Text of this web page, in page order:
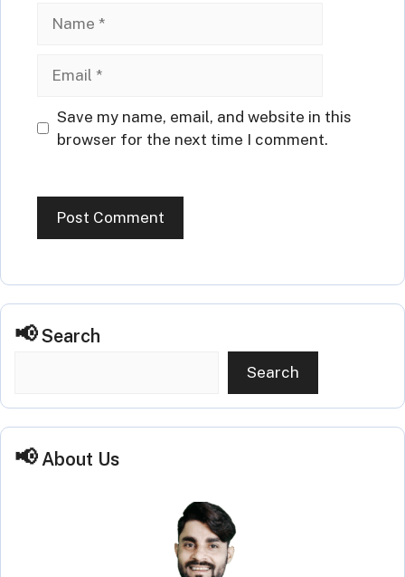
Website
Save my name, email, and website in this
browser for the next time I comment.
Search
Search
About Us